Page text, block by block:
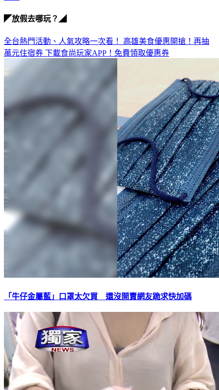
◤放假去哪玩？◢
全台熱門活動、人氣攻略一次看！ 高雄美食優惠開搶！再抽
萬元住宿券 下載食尚玩家APP！免費領取優惠券
「牛仔金屬藍」口罩太欠買 還沒開賣網友跪求快加碼